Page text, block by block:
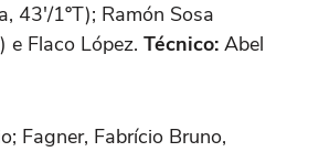
43'/1ºT); Ramón Sosa
e Flaco López. Técnico: Abel
Fagner, Fabrício Bruno,